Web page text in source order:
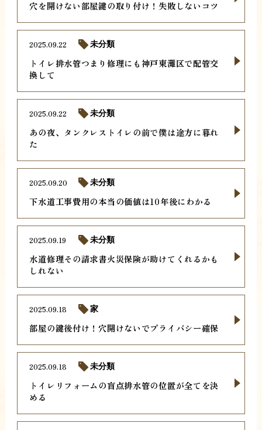
穴を開けない部屋鍵の取り付け！失敗しないコツ
トイレ排水管つまり修理にも神戸東灘区で配管交
換して
2025.09.22 未分類
あの夜、タンクレストイレの前で僕は途方に暮れ
た
2025.09.22 未分類
下水道工事費用の本当の価値は10年後にわかる
2025.09.20 未分類
水道修理その請求書火災保険が助けてくれるかも
しれない
2025.09.19 未分類
部屋の鍵後付け！穴開けないでプライバシー確保
2025.09.18 家
トイレリフォームの盲点排水管の位置が全てを決
める
2025.09.18 未分類